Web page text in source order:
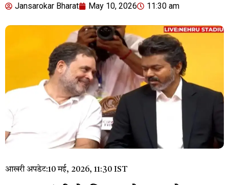
Jansarokar Bharat May 10, 2026 11:30 am
आखरी अपडेट:10 मई, 2026, 11:30 IST